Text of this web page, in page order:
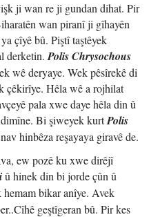
ji wan re ji gundan dihat. Pir
wan piranî ji gîhayên
çîyê bû. Piştî taştêyek
derketin. Polis Chrysochous
wê deryaye. Wek pêsîrekê di
çêkirîye. Hêla wê a rojhilat
pala xwe daye hêla din û
Bi şiweyek kurtPolis
hinbêza reşayaya giravê de.
ew pozê ku xwe dirêjî
û hinek din bi jorde çûn û
bikar anîye. Avek
geştîgeran bû. Pir kes